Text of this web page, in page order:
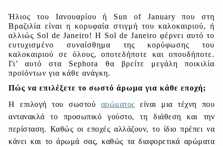
Ήλιος του Ιανουαρίου ή Sun of January που στη
Βραζιλία είναι η κορυφαία στιγμή του καλοκαιριού, ή
αλλιώς Sol de Janeiro! Η Sol de Janeiro φέρνει αυτό το
ευτυχισμένο συναίσθημα της κορύφωσης του
καλοκαιριού σε όλους, οποτεδήποτε και οπουδήποτε.
Γι’ αυτό στα Sephora
θα βρείτε μεγάλη ποικιλία
προϊόντων για κάθε ανάγκη.
Πώς να επιλέξετε το σωστό άρωμα για κάθε εποχή;
Η επιλογή του σωστού αρώματος είναι μια τέχνη που
αντανακλά το προσωπικό γούστο, τη διάθεση και την
περίσταση. Καθώς οι εποχές αλλάζουν, το ίδιο πρέπει να
κάνει και το άρωμά σας, καθώς τα διαφορετικά αρώματα